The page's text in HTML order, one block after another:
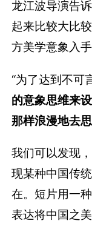
龙江波导演告
起来比较大比
方美学意象入手
“为了达到不可
的意象思维来
那样浪漫地去
我们可以发现
现某种中国传
在。短片用一
表达将中国之